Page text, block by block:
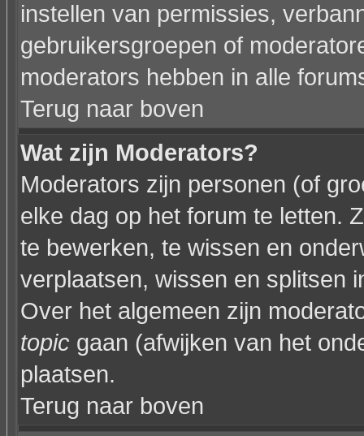
instellen van permissies,
gebruikersgroepen of
moderators hebben in alle
Terug naar boven
Wat zijn Moderators?
Moderators zijn personen (of
elke dag op het forum te letten.
te bewerken, te wissen en
verplaatsen, wissen en splitsen
Over het algemeen zijn
topic gaan (afwijken van het
plaatsen.
Terug naar boven